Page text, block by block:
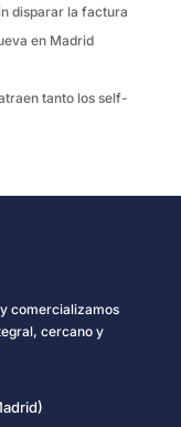
disparar la factura
en Madrid
tanto los self-
comercializamos
cercano y